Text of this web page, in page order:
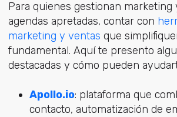
Para quienes gestionan marketing
agendas apretadas, contar con
marketing y ventas que
fundamental. Aquí te presento
destacadas y cómo pueden
Apollo.io: plataforma que
contacto, automatización de